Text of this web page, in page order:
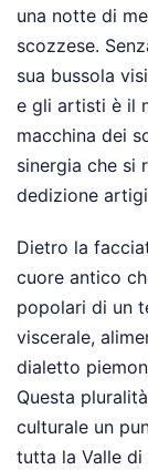
una notte di
scozzese.
sua bussola
e gli artisti è il
macchina dei
sinergia che si
dedizione
Dietro la
cuore antico
popolari di un
viscerale,
dialetto
Questa
culturale un
tutta la Valle di